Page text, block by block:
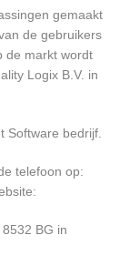
gemaakt
de gebruikers
de markt wordt
Logix B.V. in
Software bedrijf.
telefoon op:
BG in